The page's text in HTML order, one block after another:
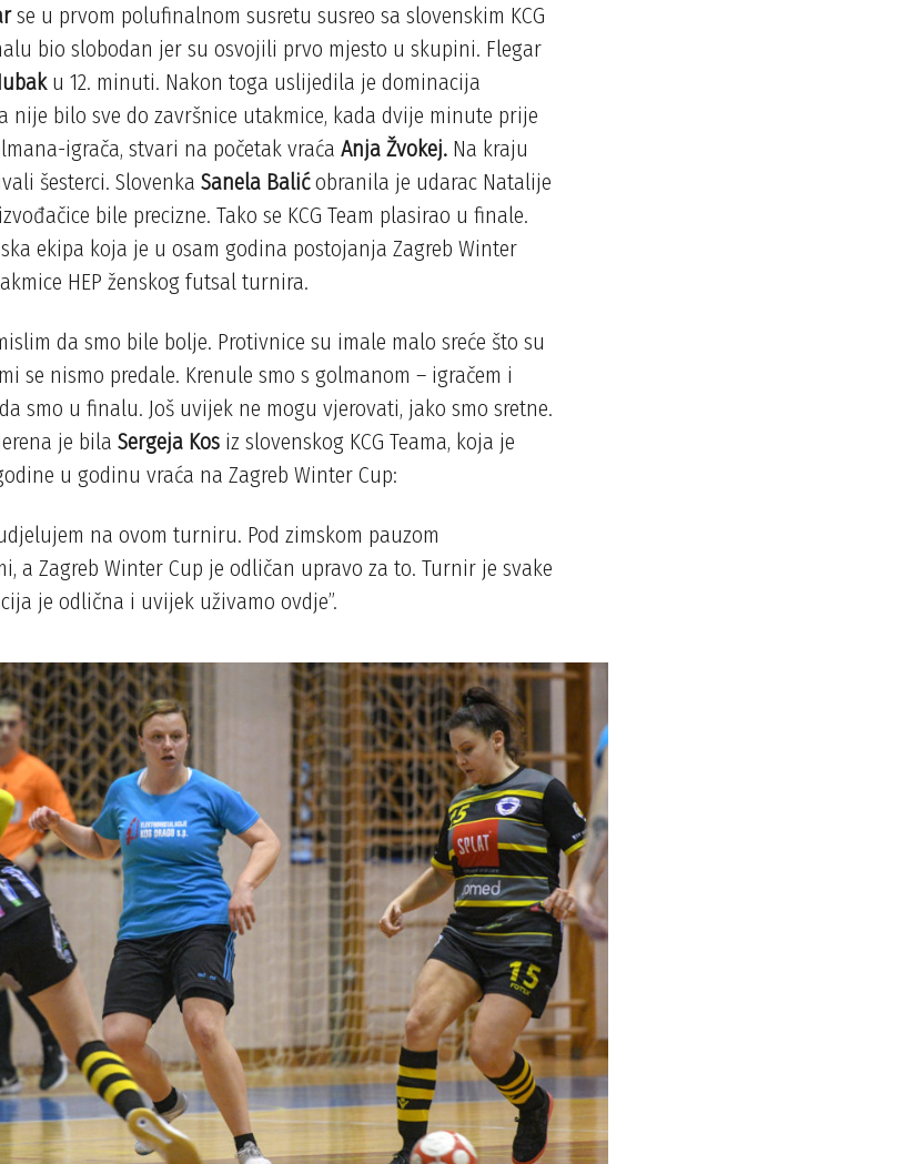
se u prvom polufinalnom susretu susreo sa slovenskim KCG
bio slobodan jer su osvojili prvo mjesto u skupini. Flegar
u 12. minuti. Nakon toga uslijedila je dominacija
nije bilo sve do završnice utakmice, kada dvije minute prije
igrača, stvari na početak vraća Anja Žvokej. Na kraju
šesterci. Slovenka Sanela Balićobranila je udarac Natalije
bile precizne. Tako se KCG Team plasirao u finale.
ekipa koja je u osam godina postojanja Zagreb Winter
HEP ženskog futsal turnira.
da smo bile bolje. Protivnice su imale malo sreće što su
se nismo predale. Krenule smo s golmanom – igračem i
smo u finalu. Još uvijek ne mogu vjerovati, jako smo sretne.
je bila Sergeja Kos iz slovenskog KCG Teama, koja je
u godinu vraća na Zagreb Winter Cup:
na ovom turniru. Pod zimskom pauzom
a Zagreb Winter Cup je odličan upravo za to. Turnir je svake
je odlična i uvijek uživamo ovdje”.